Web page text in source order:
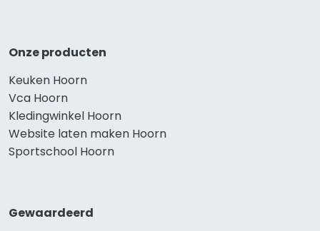
Onze producten
Keuken Hoorn
Vca Hoorn
Kledingwinkel Hoorn
Website laten maken Hoorn
Sportschool Hoorn
Gewaardeerd